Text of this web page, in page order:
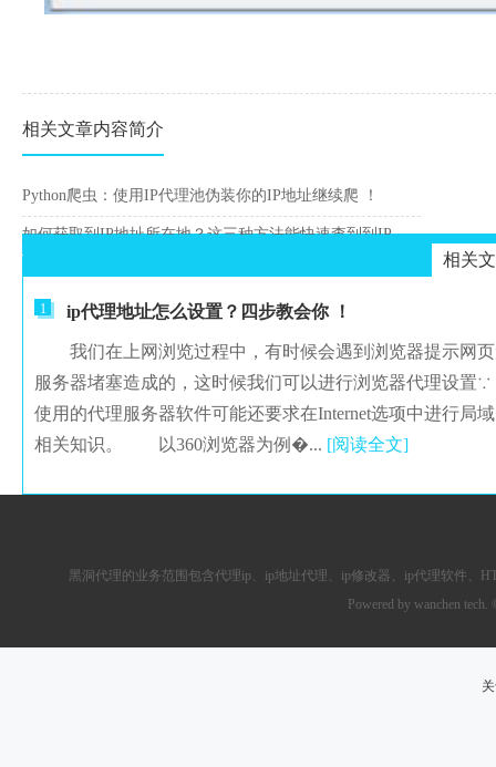
相关文章内容简介
Python爬虫：使用IP代理池伪装你的IP地址继续爬 ！
如何获取到IP地址所在地？这三种方法能快速查到到IP归属地
相关
1 ip代理地址怎么设置？四步教会你 ！
我们在上网浏览过程中，有时候会遇到浏览器提示网页
服务器堵塞造成的，这时候我们可以进行浏览器代理设置
使用的代理服务器软件可能还要求在Internet选项中进行局
相关知识。 以360浏览器为例�... [阅读全文]
黑洞代理的业务范围包含代理ip 、ip地址代理、ip修改器、 ip代理软件
Powered by wanchen